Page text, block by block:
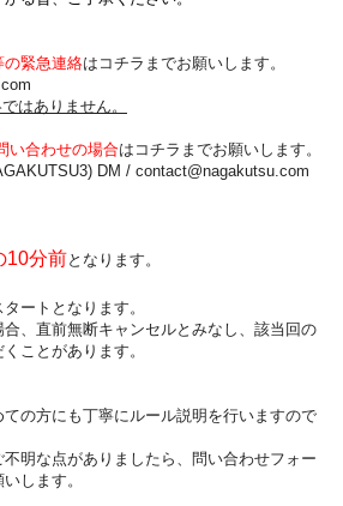
の緊急連絡はコチラまでお願いします。
はありません。
い合わせの場合は コチラまでお願いします。
DM / contact@nagakutsu.com
10分前となります。
ートとなります。
合、直前無断キャンセルとみなし、該当回の
ことがあります。
ての方にも丁寧にルール説明を行いますので
不明な点がありましたら、問い合わせフォー
します。